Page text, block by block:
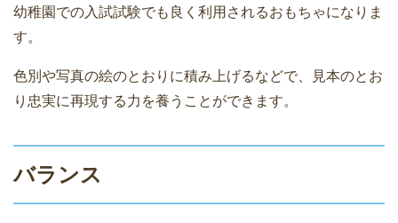
幼稚園での入試試験でも良く利用されるおもちゃになりま
す。
色別や写真の絵のとおりに積み上げるなどで、見本のとお
り忠実に再現する力を養うことができます。
バランス